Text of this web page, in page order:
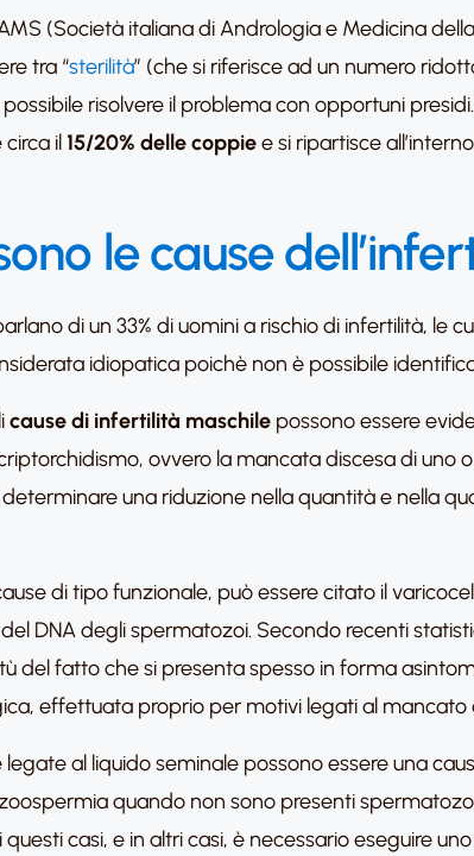
(Società italiana di Andrologia e Medicina
tra “sterilità” (che si riferisce ad un numero
risolvere il problema con opportuni
il15/20% delle coppiee si ripartisce
le cause
di un 33% di uomini a rischio di infertilità, le
idiopatica poichè non è possibile
cause di infertilità maschile possono essere
ovvero la mancata discesa di uno
una riduzione nella quantità e nella
di tipo funzionale, può essere citato il
del DNA degli spermatozoi. Secondo recenti
del fatto che si presenta spesso in forma
effettuata proprio per motivi legati al mancato
al liquido seminale possono essere una
quando non sono presenti
questi casi, e in altri casi, è necessario eseguire